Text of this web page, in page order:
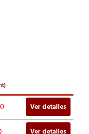
Ver detalles
Ver detalles